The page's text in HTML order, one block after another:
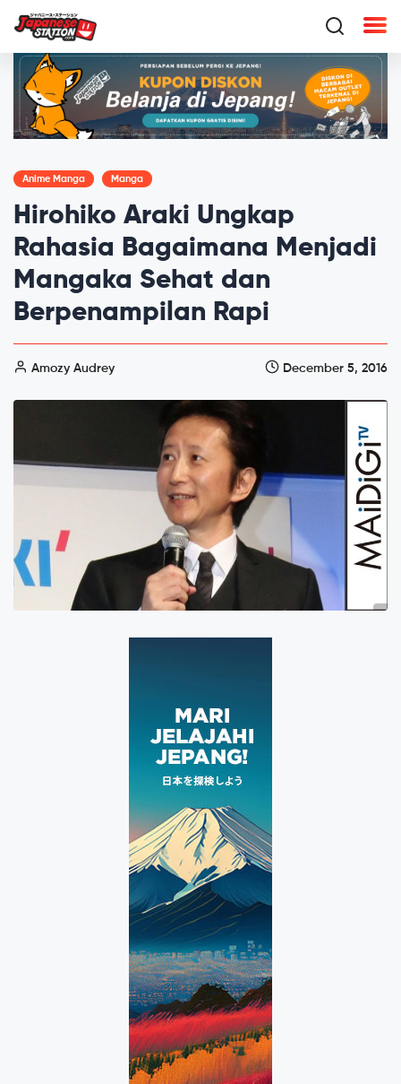
Anime Manga Manga
Hirohiko Araki Ungkap
Rahasia Bagaimana Menjadi
Mangaka Sehat dan
Berpenampilan Rapi
Amozy Audrey December 5, 2016